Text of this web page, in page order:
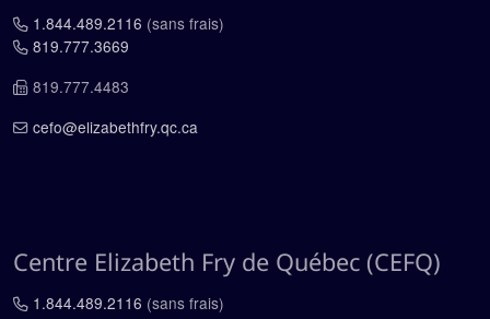
1.844.489.2116 (sans frais)
819.777.3669
819.777.4483
cefo@elizabethfry.qc.ca
Centre Elizabeth Fry de Québec (CEFQ)
1.844.489.2116 (sans frais)